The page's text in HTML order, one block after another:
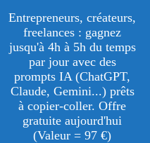
Entrepreneurs, créateurs,
freelances : gagnez
jusqu'à 4h à 5h du temps
par jour avec des
prompts IA (ChatGPT,
Claude, Gemini...) prêts
à copier-coller. Offre
gratuite aujourd'hui
(Valeur = 97 €)